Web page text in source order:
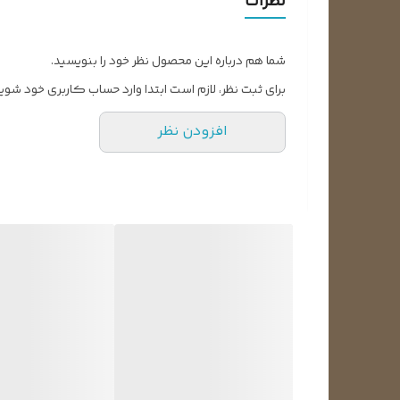
شما هم درباره این محصول نظر خود را بنویسید.
برای ثبت نظر، لازم است ابتدا وارد حساب کاربری خود
افزودن نظر